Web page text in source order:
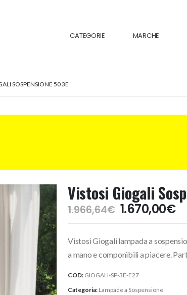
CATEGORIE MARCHE
SOSPENSIONE 50 3E
Vistosi Giogali
1.966,64€ Il
prezzo
era:
1.966,64€.
1.670,00€Il
è:
Vistosi Giogali lampada a
a mano e componibili a piacere.
COD: GIOGALI-SP-3E-E27
Categoria: Lampade a Sospensione